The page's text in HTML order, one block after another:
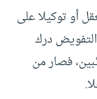
أو توكيلا على
درك
فصار من